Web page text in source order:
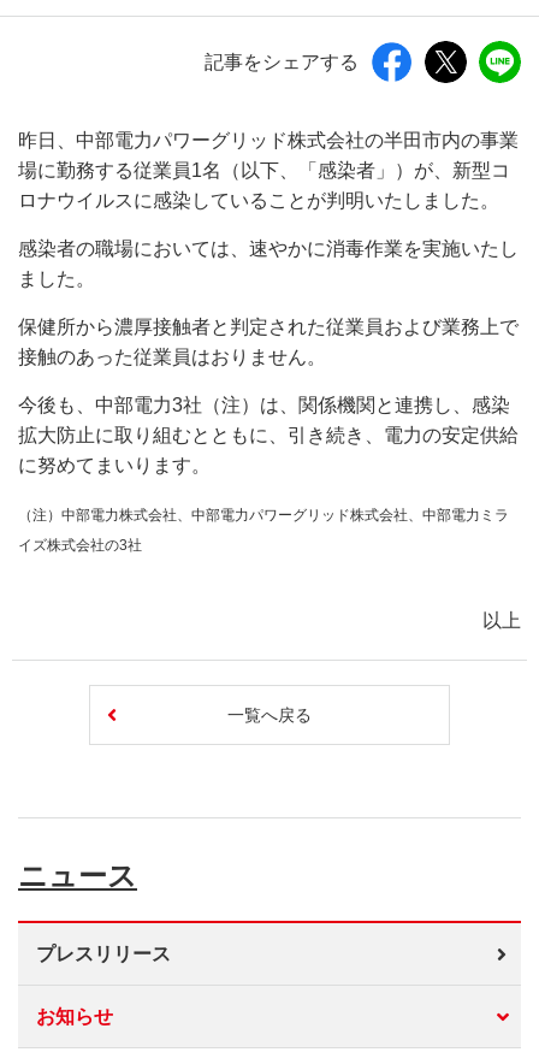
記事をシェアする
昨日、中部電力パワーグリッド株式会社の半田市内の事業
場に勤務する従業員1名（以下、「感染者」）が、新型コ
ロナウイルスに感染していることが判明いたしました。
感染者の職場においては、速やかに消毒作業を実施いたし
ました。
保健所から濃厚接触者と判定された従業員および業務上で
接触のあった従業員はおりません。
今後も、中部電力3社（注）は、関係機関と連携し、感染
拡大防止に取り組むとともに、引き続き、電力の安定供給
に努めてまいります。
（注）中部電力株式会社、中部電力パワーグリッド株式会社、中部電力ミラ
イズ株式会社の3社
以上
一覧へ戻る
ニュース
プレスリリース
お知らせ